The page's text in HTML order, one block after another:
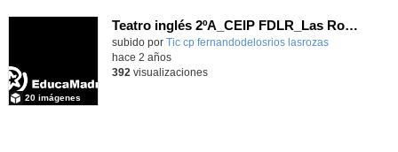
Teatro inglés 2ºA_CEIP FDLR_Las Rozas
Contenido educativo.
subido por Tic cp fernandodelosrios lasrozas
20 imágenes
-
hace 2 años
392 visualizaciones